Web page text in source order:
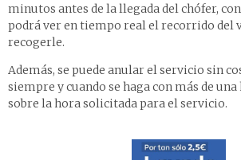
minutos antes de la llegada del chófer,
podrá ver en tiempo real el recorrido del
recogerle.
Además, se puede anular el servicio sin
siempre y cuando se haga con más de
sobre la hora solicitada para el servicio.